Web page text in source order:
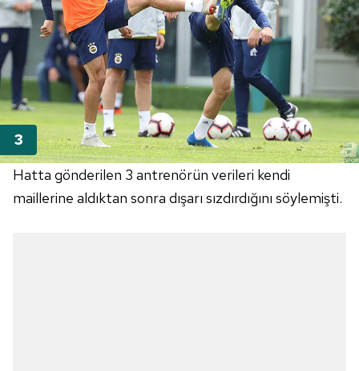
Hatta gönderilen 3 antrenörün verileri kendi
maillerine aldıktan sonra dışarı sızdırdığını söylemişti.